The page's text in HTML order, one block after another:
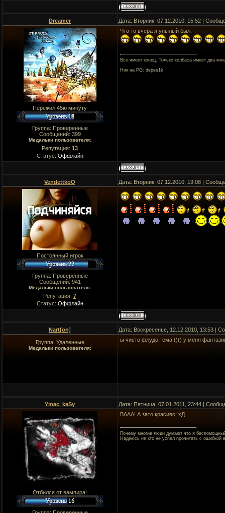
Dreamer Дата: Вторник, 07.12.2010, 15:52 |
Пережил 45ю минуту
Группа: Проверенные
Сообщений: 399
Медальки пользователя:
Репутация: 13
Статус: Оффлайн
Что то вчера я унылый был.
Все имеет конец. Только колбаса имеет два
Ник на PG: depes1k
VendettkoO Дата: Вторник, 07.12.2010, 19:08 |
Постоянный игрок
Группа: Проверенные
Сообщений: 941
Медальки пользователя:
Репутация: 7
Статус: Оффлайн
Nart[on] Дата: Воскресенье, 12.12.2010, 13:53 |
Группа: Удаленные
Медальки пользователя:
ы чисто флудо тема ()() у меня
Ymac_kaSy Дата: Пятница, 07.01.2011, 23:44 |
Отбился от вампира!
ВААА! А зато красиво! хД
Почему многие люди думают что я
Надеюсь не кто не успел прочитать с ошибкой